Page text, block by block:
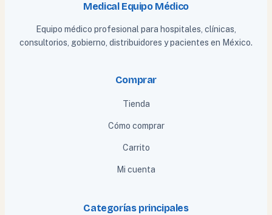
Medical Equipo Médico
Equipo médico profesional para hospitales, clínicas,
consultorios, gobierno, distribuidores y pacientes en México.
Comprar
Tienda
Cómo comprar
Carrito
Mi cuenta
Categorías principales